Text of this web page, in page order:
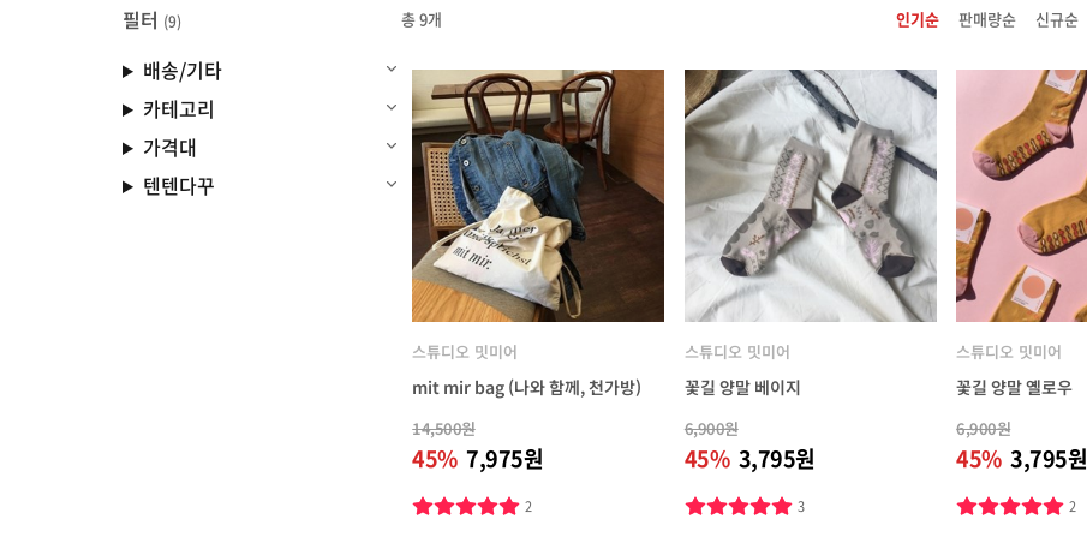
필터 (9)
배송/기타
카테고리
가격대
텐텐다꾸
총 9개 인기순 판매량순 신규순
스튜디오 밋미어
mit mir bag (나와 함께, 천가방)
14,500원
45% 7,975원
2
스튜디오 밋미어
꽃길 양말 베이지
6,900원
45% 3,795원
3
스튜디오 밋미어
꽃길 양말 옐로우
6,900원
45% 3,795원
2